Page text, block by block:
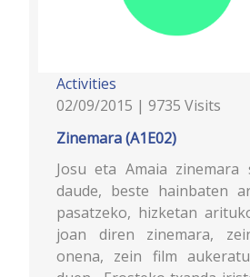
Activities
02/09/2015 | 9735 Visits
Zinemara (A1E02)
Josu eta Amaia zinemara
daude, beste hainbaten
pasatzeko, hizketan
joan diren zinemara,
onena, zein film